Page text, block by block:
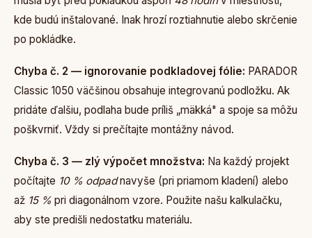
kde budú inštalované. Inak hrozí roztiahnutie alebo skrčenie
po pokládke.
Chyba č. 2 — ignorovanie podkladovej fólie: PARADOR
Classic 1050 väčšinou obsahuje integrovanú podložku. Ak
pridáte ďalšiu, podlaha bude príliš „mäkká" a spoje sa môžu
poškvrniť. Vždy si prečítajte montážny návod.
Chyba č. 3 — zlý výpočet množstva: Na každý projekt
počítajte 10 % odpadnavyše (pri priamom kladení) alebo
až 15 % pri diagonálnom vzore. Použite našu kalkulačku,
aby ste predišli nedostatku materiálu.